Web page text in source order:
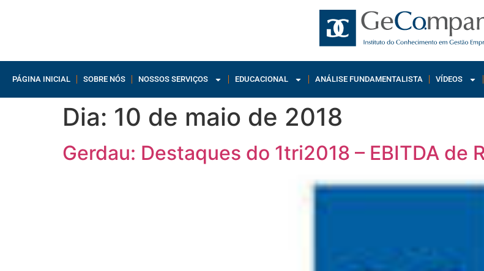
PÁGINA INICIAL SOBRE NÓS NOSSOS SERVIÇOS EDUCACIONAL ANÁLISE FUNDAMENTALISTA VÍDEOS
Dia: 10 de maio de 2018
Gerdau: Destaques do 1tri2018 – EBITDA de